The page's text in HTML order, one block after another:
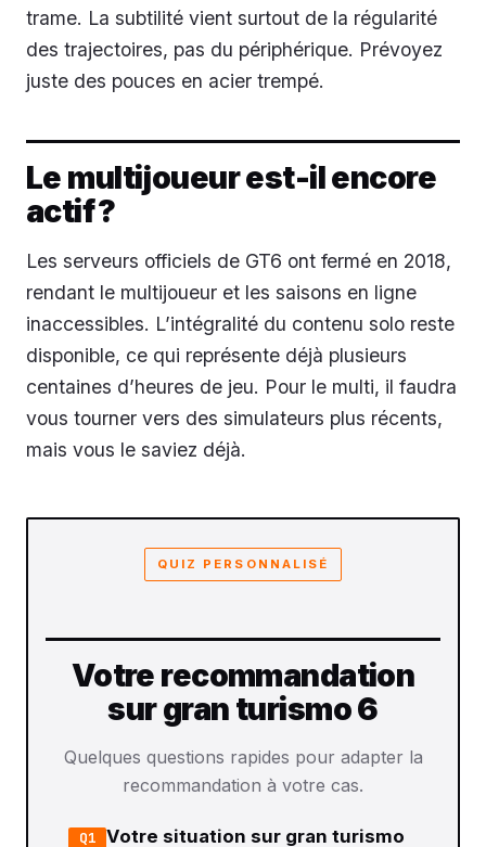
trame. La subtilité vient surtout de la régularité
des trajectoires, pas du périphérique. Prévoyez
juste des pouces en acier trempé.
Le multijoueur est-il encore
actif ?
Les serveurs officiels de GT6 ont fermé en 2018,
rendant le multijoueur et les saisons en ligne
inaccessibles. L’intégralité du contenu solo reste
disponible, ce qui représente déjà plusieurs
centaines d’heures de jeu. Pour le multi, il faudra
vous tourner vers des simulateurs plus récents,
mais vous le saviez déjà.
QUIZ PERSONNALISÉ
Votre recommandation
sur gran turismo 6
Quelques questions rapides pour adapter la
recommandation à votre cas.
Q1 Votre situation sur gran turismo